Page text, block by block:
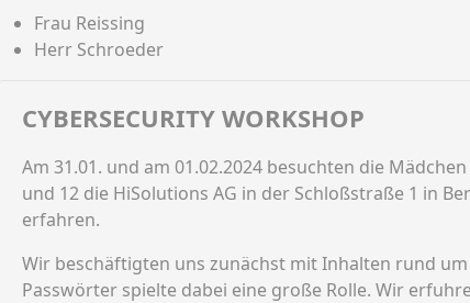
Frau Reissing
Herr Schroeder
CYBERSECURITY WORKSHOP
Am 31.01. und am 01.02.2024 besuchten die
und 12 die HiSolutions AG in der Schloßstraße 1 in
erfahren.
Wir beschäftigten uns zunächst mit Inhalten rund
Passwörter spielte dabei eine große Rolle. Wir